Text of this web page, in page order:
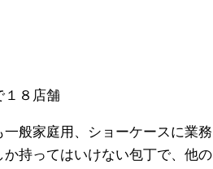
８店舗
般家庭用、ショーケースに業務
持ってはいけない包丁で、他の